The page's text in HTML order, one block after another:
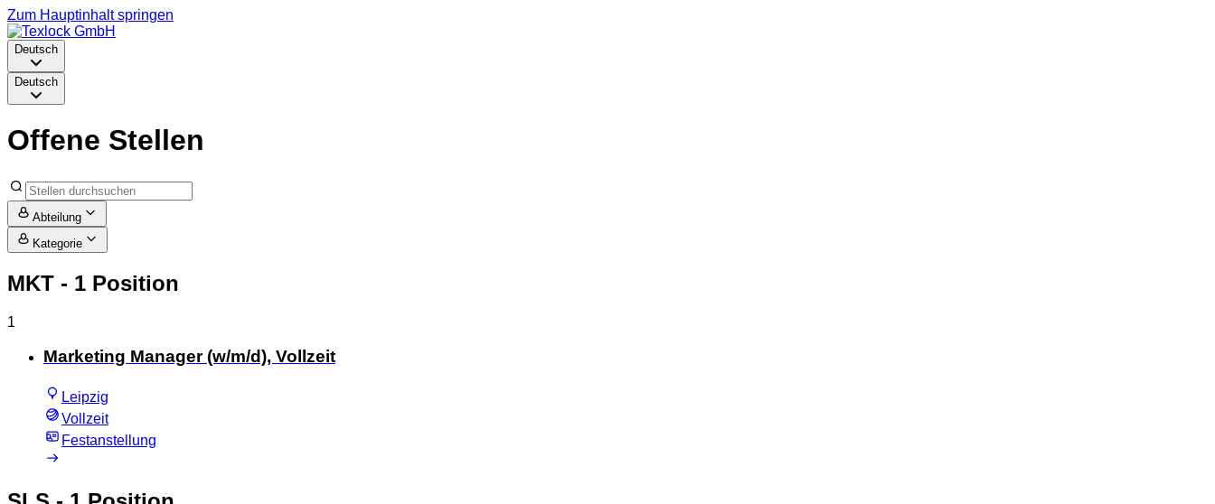
Zum Hauptinhalt springen
Deutsch
Deutsch
Offene Stellen
Abteilung
Kategorie
MKT - 1 Position
1
Marketing Manager (w/m/d), Vollzeit
Leipzig
Vollzeit
Festanstellung